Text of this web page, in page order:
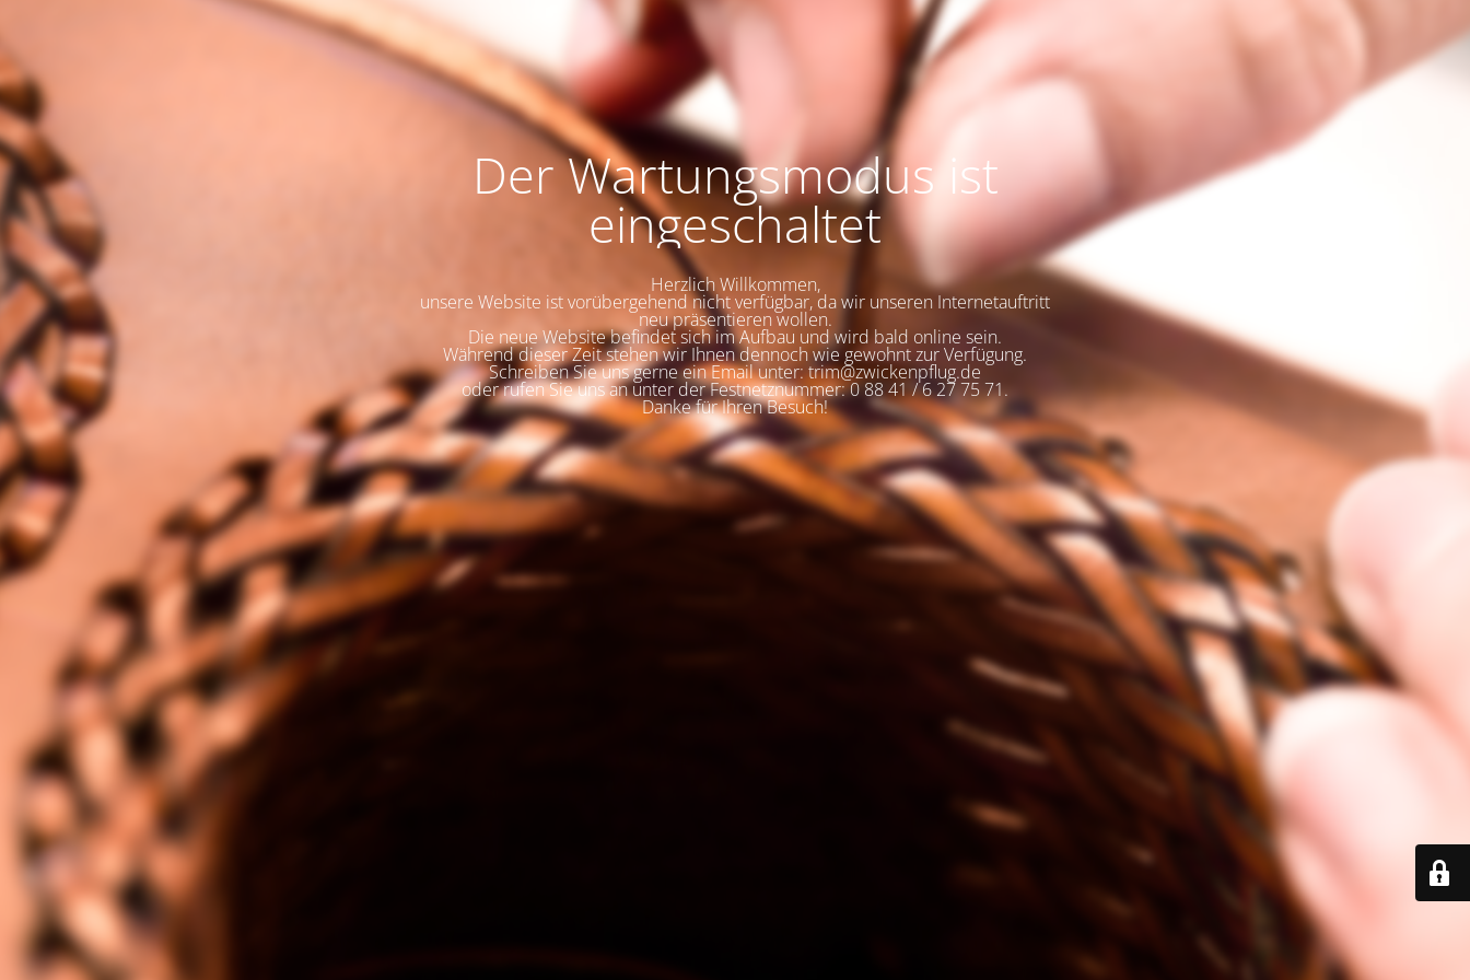
Der Wartungsmodus ist
eingeschaltet
Herzlich Willkommen,
unsere Website ist vorübergehend nicht verfügbar, da wir unseren Internetauftritt
neu präsentieren wollen.
Die neue Website befindet sich im Aufbau und wird bald online sein.
Während dieser Zeit stehen wir Ihnen dennoch wie gewohnt zur Verfügung.
Schreiben Sie uns gerne ein Email unter: trim@zwickenpflug.de
oder rufen Sie uns an unter der Festnetznummer: 0 88 41 / 6 27 75 71.
Danke für Ihren Besuch!